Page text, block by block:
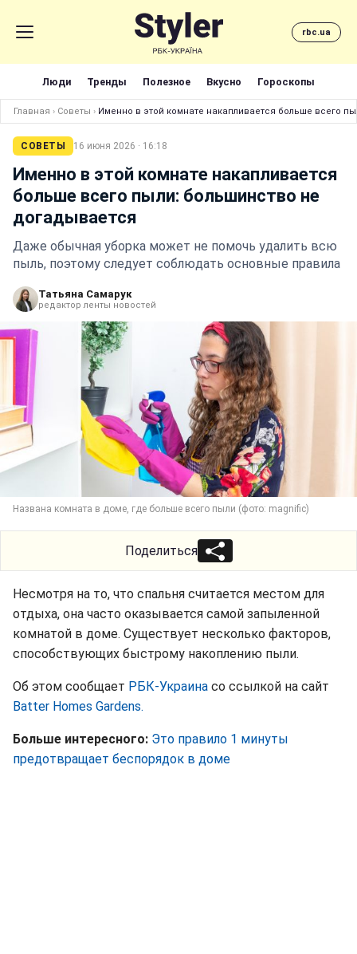
rbc.ua
Люди Тренды Полезное Вкусно Гороскопы
Главная › Советы › Именно в этой комнате накапливается больше всего
СОВЕТЫ 16 июня 2026 · 16:18
Именно в этой комнате накапливается
больше всего пыли: большинство не
догадывается
Даже обычная уборка может не помочь удалить всю
пыль, поэтому следует соблюдать основные правила
Татьяна Самарук
редактор ленты новостей
Названа комната в доме, где больше всего пыли (фото: magnific)
Поделиться
Несмотря на то, что спальня считается местом для
отдыха, она часто оказывается самой запыленной
комнатой в доме. Существует несколько факторов,
способствующих быстрому накоплению пыли.
Об этом сообщает РБК-Украина со ссылкой на сайт
Batter Homes Gardens.
Больше интересного: Это правило 1 минуты
предотвращает беспорядок в доме